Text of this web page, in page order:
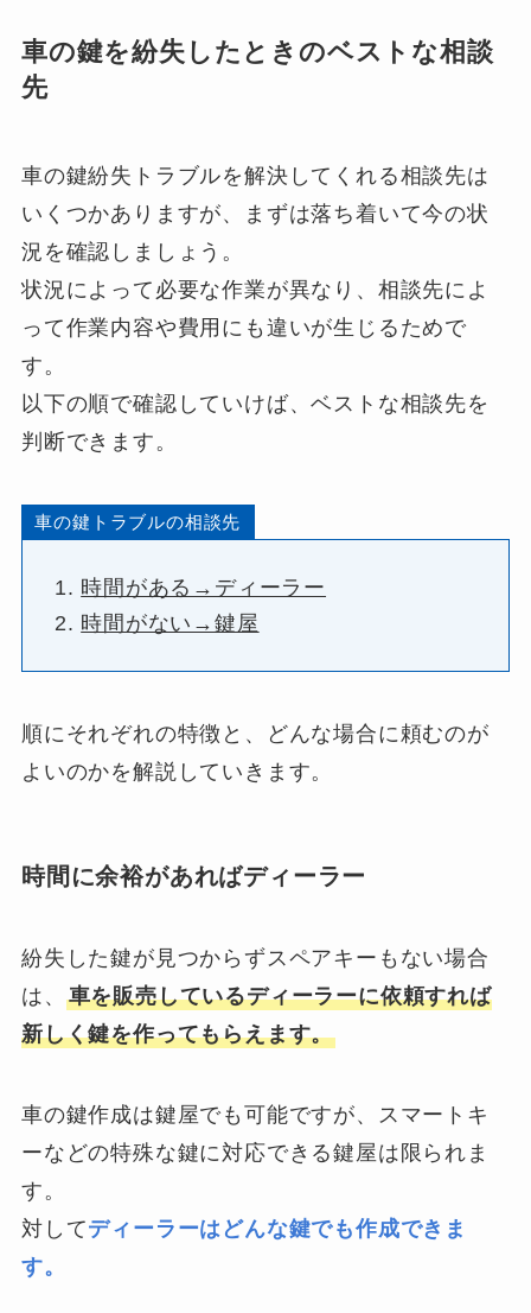
車の鍵を紛失したときのベストな相談
先
車の鍵紛失トラブルを解決してくれる相談先は
いくつかありますが、まずは落ち着いて今の状
況を確認しましょう。
状況によって必要な作業が異なり、相談先によ
って作業内容や費用にも違いが生じるためで
す。
以下の順で確認していけば、ベストな相談先を
判断できます。
車の鍵トラブルの相談先
時間がある→ディーラー
時間がない→鍵屋
順にそれぞれの特徴と、どんな場合に頼むのが
よいのかを解説していきます。
時間に余裕があればディーラー
紛失した鍵が見つからずスペアキーもない場合
は、 車を販売しているディーラーに依頼すれば
新しく鍵を作ってもらえます。
車の鍵作成は鍵屋でも可能ですが、スマートキ
ーなどの特殊な鍵に対応できる鍵屋は限られま
す。
対してディーラーはどんな鍵でも作成できま
す。